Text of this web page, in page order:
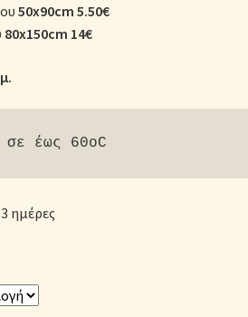
€14.00
50x90cm 5.50€
80x150cm 14€
σε έως 60oC
ημέρες